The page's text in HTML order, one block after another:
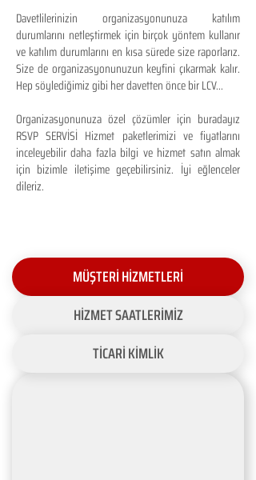
Davetlilerinizin organizasyonunuza katılım
durumlarını netleştirmek için birçok yöntem kullanır
ve katılım durumlarını en kısa sürede size raporlarız.
Size de organizasyonunuzun keyfini çıkarmak kalır.
Hep söylediğimiz gibi her davetten önce bir LCV...
Organizasyonunuza özel çözümler için buradayız
RSVP SERVİSİ Hizmet paketlerimizi ve fiyatlarını
inceleyebilir daha fazla bilgi ve hizmet satın almak
için bizimle iletişime geçebilirsiniz. İyi eğlenceler
dileriz.
MÜŞTERİ HİZMETLERİ
HİZMET SAATLERİMİZ
TİCARİ KİMLİK